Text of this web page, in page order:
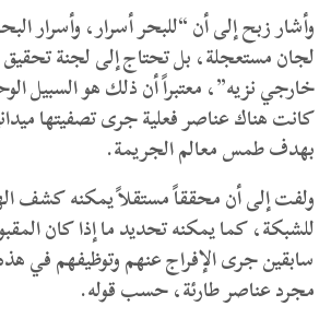
وأشار زبح إلى أن “للبحر أسرار، وأسرار
لجان مستعجلة، بل تحتاج إلى لجنة
خارجي نزيه”، معتبراً أن ذلك هو السبيل
كانت هناك عناصر فعلية جرى تصفيتها
بهدف طمس معالم الجريمة.
ولفت إلى أن محققاً مستقلاً يمكنه كشف
للشبكة، كما يمكنه تحديد ما إذا كان
سابقين جرى الإفراج عنهم وتوظيفهم في
مجرد عناصر طارئة، حسب قوله.